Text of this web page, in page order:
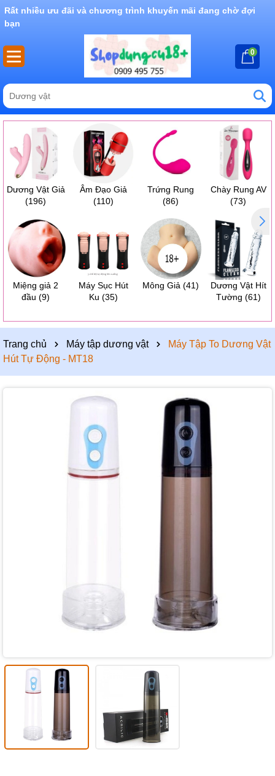
Rất nhiều ưu đãi và chương trình khuyến mãi đang chờ đợi
bạn
0
Dương Vật Giả
(196)
Âm Đạo Giả
(110)
Trứng Rung
(86)
Chày Rung AV
(73)
Miệng giả 2
đầu (9)
Máy Sục Hút
Ku (35)
Mông Giả (41)
Dương Vật Hít
Tường (61)
Trang chủ Máy tập dương vật
Máy Tập To Dương Vật
Hút Tự Động - MT18